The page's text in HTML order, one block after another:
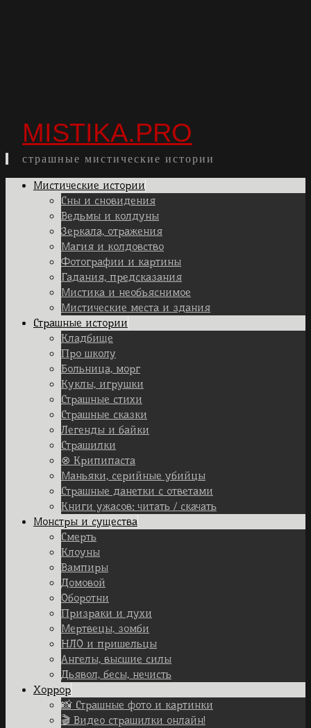
MISTIKA.PRO
страшные мистические истории
Skip
Мистические истории
Сны и сновидения
Ведьмы и колдуны
Зеркала, отражения
Магия и колдовство
Фотографии и картины
Гадания, предсказания
Мистика и необъяснимое
Мистические места и здания
Страшные истории
Кладбище
Про школу
Больница, морг
Куклы, игрушки
Страшные стихи
Страшные сказки
Легенды и байки
Страшилки
⊗ Крипипаста
Маньяки, серийные убийцы
Страшные данетки с ответами
Книги ужасов: читать / скачать
Монстры и существа
Смерть
Клоуны
Вампиры
Домовой
Оборотни
Призраки и духи
Мертвецы, зомби
НЛО и пришельцы
Ангелы, высшие силы
Дьявол, бесы, нечисть
Хоррор
📸 Страшные фото и картинки
🎬 Видео страшилки онлайн!